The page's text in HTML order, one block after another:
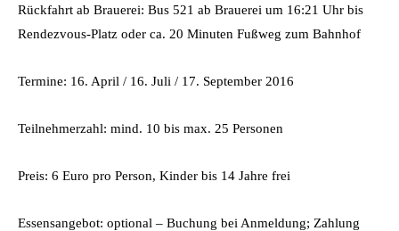
Rückfahrt ab Brauerei: Bus 521 ab Brauerei um 16:21 Uhr bis
Rendezvous-Platz oder ca. 20 Minuten Fußweg zum Bahnhof
Termine: 16. April / 16. Juli / 17. September 2016
Teilnehmerzahl: mind. 10 bis max. 25 Personen
Preis: 6 Euro pro Person, Kinder bis 14 Jahre frei
Essensangebot: optional – Buchung bei Anmeldung; Zahlung